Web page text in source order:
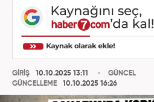
GİRİŞ
10.10.2025 13:11
GÜNCELLEME
10.10.2025 16:26
GÜNCEL